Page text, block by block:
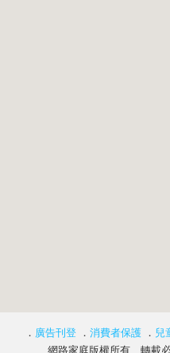
． 廣告刊登 ． 消費者保護 ． 兒
網路家庭版權所有、轉載